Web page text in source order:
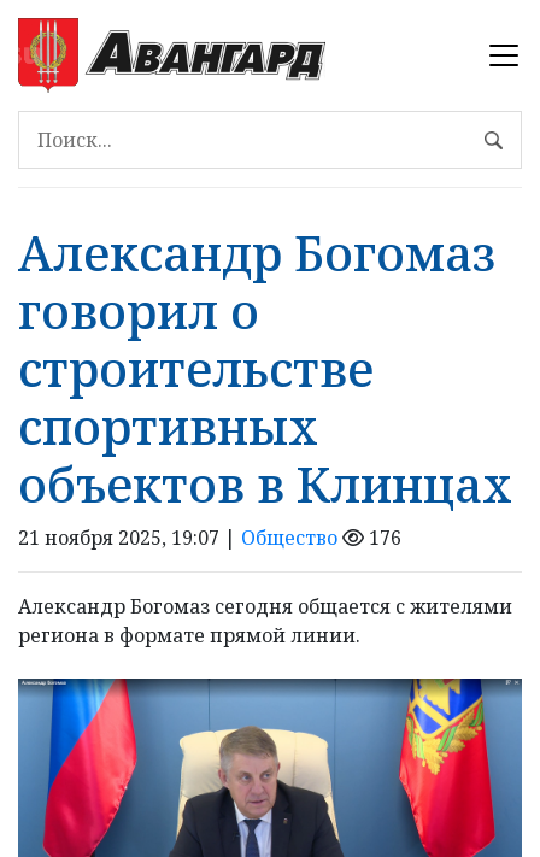
Александр Богомаз
говорил о
строительстве
спортивных
объектов в Клинцах
21 ноября 2025, 19:07 | Общество 176
Александр Богомаз сегодня общается с жителями
региона в формате прямой линии.